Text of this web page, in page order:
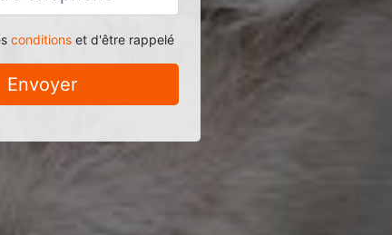
conditionset d'être rappelé
Envoyer